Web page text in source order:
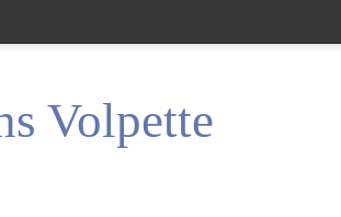
Volpette